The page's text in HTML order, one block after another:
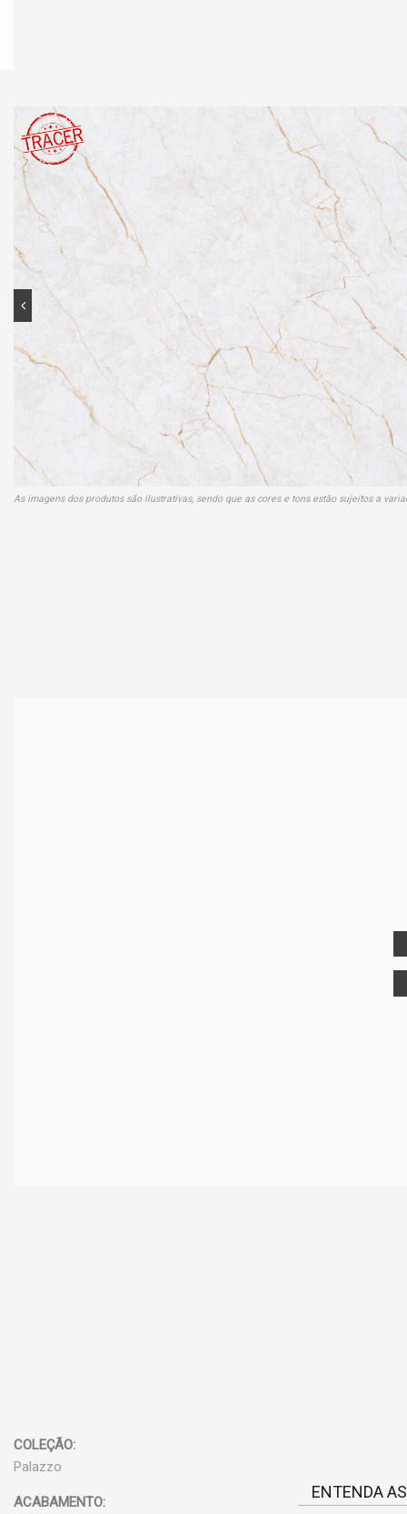
Onde comprar
As imagens dos produtos são ilustrativas, sendo que as cores e tons estão sujeitos a
COLEÇÃO:
Palazzo
ACABAMENTO:
ENTENDA